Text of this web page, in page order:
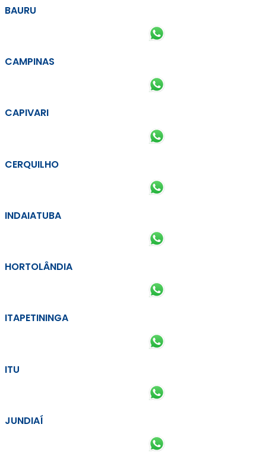
BAURU
CAMPINAS
CAPIVARI
CERQUILHO
INDAIATUBA
HORTOLÂNDIA
ITAPETININGA
ITU
JUNDIAÍ